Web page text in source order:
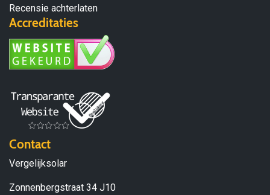
Recensie achterlaten
Accreditaties
Contact
Vergelijksolar
Zonnenbergstraat 34 J10